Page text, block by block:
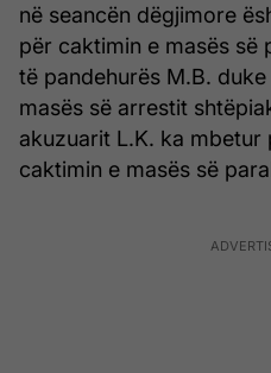
në seancën dëgjimore
për caktimin e masës së
të pandehurës M.B.
masës së arrestit
akuzuarit L.K. ka mbetur
caktimin e masës së